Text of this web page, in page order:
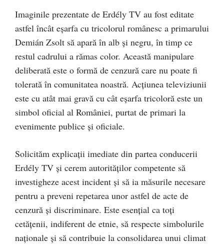
Imaginile prezentate de Erdély TV au fost editate
astfel încât eșarfa cu tricolorul românesc a primarului
Demián Zsolt să apară în alb și negru, în timp ce
restul cadrului a rămas color. Această manipulare
deliberată este o formă de cenzură care nu poate fi
tolerată în comunitatea noastră. Acțiunea televiziunii
este cu atât mai gravă cu cât eșarfa tricoloră este un
simbol oficial al României, purtat de primari la
evenimente publice și oficiale.
Solicităm explicații imediate din partea conducerii
Erdély TV și cerem autorităților competente să
investigheze acest incident și să ia măsurile necesare
pentru a preveni repetarea unor astfel de acte de
cenzură și discriminare. Este esențial ca toți
cetățenii, indiferent de etnie, să respecte simbolurile
naționale și să contribuie la consolidarea unui climat